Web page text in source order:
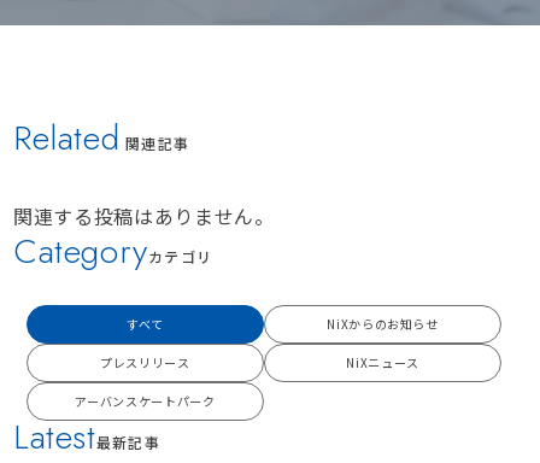
Related 関連記事
関連する投稿はありません。
Latest最新記事
Categoryカテゴリ
すべて NiXからのお知らせ
プレスリリース NiXニュース
アーバンスケートパーク